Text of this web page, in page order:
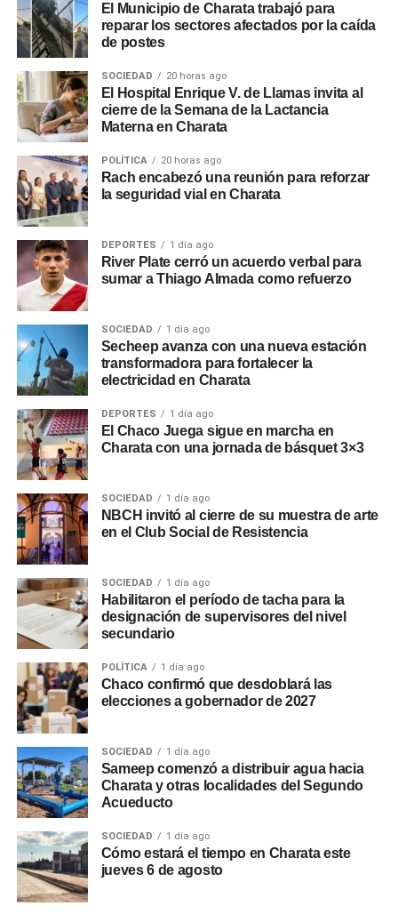
El Municipio de Charata trabajó para
reparar los sectores afectados por la caída
de postes
SOCIEDAD 20 horas ago
El Hospital Enrique V. de Llamas invita al
cierre de la Semana de la Lactancia
Materna en Charata
POLÍTICA 20 horas ago
Rach encabezó una reunión para reforzar
la seguridad vial en Charata
DEPORTES 1 día ago
River Plate cerró un acuerdo verbal para
sumar a Thiago Almada como refuerzo
SOCIEDAD 1 día ago
Secheep avanza con una nueva estación
transformadora para fortalecer la
electricidad en Charata
DEPORTES 1 día ago
El Chaco Juega sigue en marcha en
Charata con una jornada de básquet 3×3
SOCIEDAD 1 día ago
NBCH invitó al cierre de su muestra de arte
en el Club Social de Resistencia
SOCIEDAD 1 día ago
Habilitaron el período de tacha para la
designación de supervisores del nivel
secundario
POLÍTICA 1 día ago
Chaco confirmó que desdoblará las
elecciones a gobernador de 2027
SOCIEDAD 1 día ago
Sameep comenzó a distribuir agua hacia
Charata y otras localidades del Segundo
Acueducto
SOCIEDAD 1 día ago
Cómo estará el tiempo en Charata este
jueves 6 de agosto